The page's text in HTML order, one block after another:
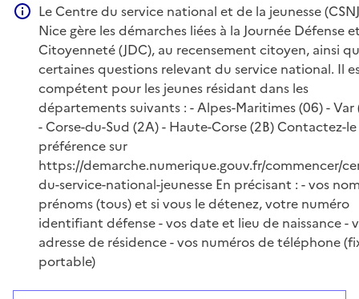
Information complémentaire
Le Centre du service national et de la jeunesse
Nice gère les démarches liées à la Journée Défense
Citoyenneté (JDC), au recensement citoyen, ainsi
certaines questions relevant du service national. Il
compétent pour les jeunes résidant dans les
départements suivants : - Alpes-Maritimes (06) - Var
- Corse-du-Sud (2A) - Haute-Corse (2B) Contactez-
préférence sur
https://demarche.numerique.gouv.fr/commencer/
du-service-national-jeunesse En précisant : - vos
prénoms (tous) et si vous le détenez, votre numéro
identifiant défense - vos date et lieu de naissance -
adresse de résidence - vos numéros de téléphone
portable)